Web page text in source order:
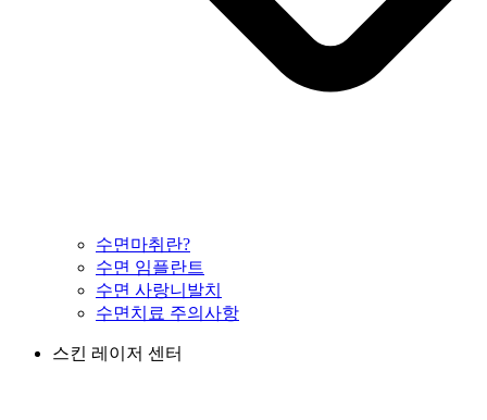
수면마취란?
수면 임플란트
수면 사랑니발치
수면치료 주의사항
스킨 레이저 센터